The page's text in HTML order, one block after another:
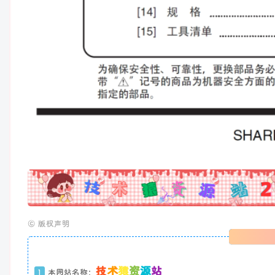
广告
© 版权声明
1 本网站名称： 技术猿资源站